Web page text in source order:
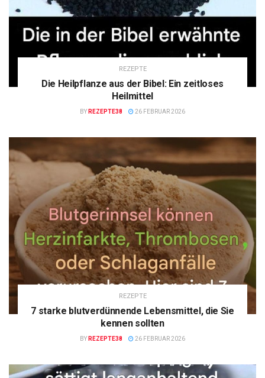
REZEPTE
Die Heilpflanze aus der Bibel: Ein zeitloses
Heilmittel
BY REZEPTE38 26 FEBRUAR 2026
REZEPTE
7 starke blutverdünnende Lebensmittel, die Sie
kennen sollten
BY REZEPTE38 26 FEBRUAR 2026